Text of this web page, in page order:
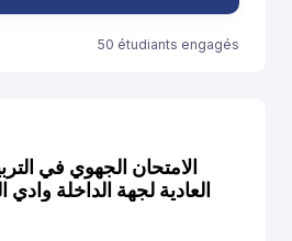
50 étudiants engagés
الامتحان الجهوي في
العادية لجهة الداخلة وادي